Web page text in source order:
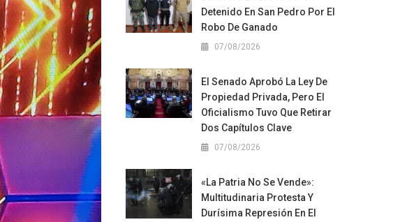
Detenido En San Pedro Por El
Robo De Ganado
07/08/2026
El Senado Aprobó La Ley De
Propiedad Privada, Pero El
Oficialismo Tuvo Que Retirar
Dos Capítulos Clave
07/08/2026
«La Patria No Se Vende»:
Multitudinaria Protesta Y
Durísima Represión En El